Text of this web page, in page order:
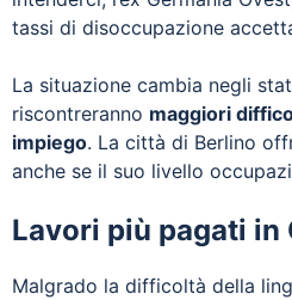
tassi di disoccupazione
La situazione cambia negli
riscontreranno maggiori
impiego. La città di Berlino
anche se il suo livello
Lavori più pagati in
Malgrado la difficoltà della